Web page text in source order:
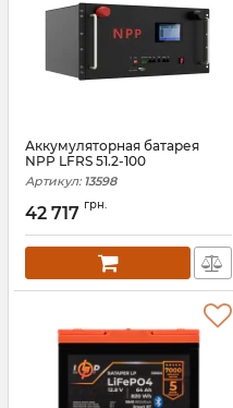
Аккумуляторная батарея
NPP LFRS 51.2-100
Артикул: 13598
42 717 грн.